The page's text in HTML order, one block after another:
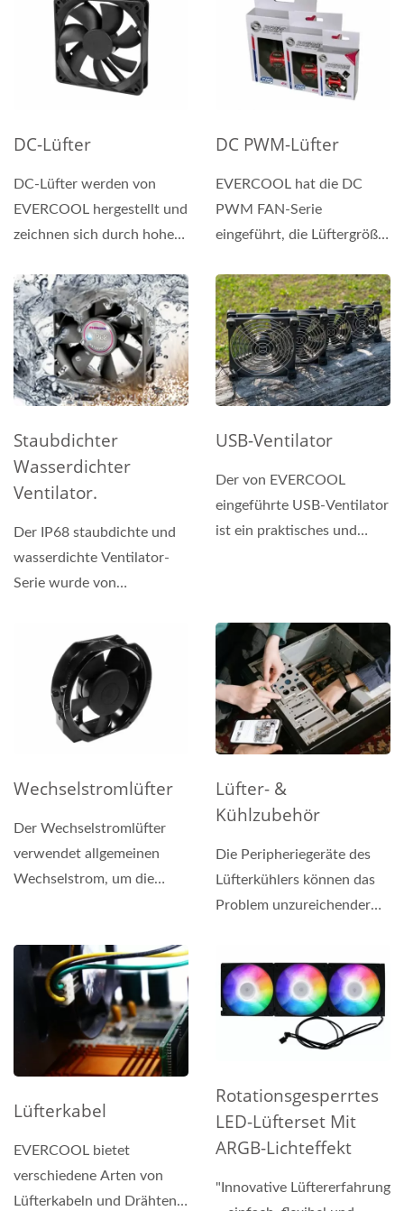
DC-Lüfter
DC-Lüfter werden von
EVERCOOL hergestellt und
zeichnen sich durch hohe
einschließlich...
DC PWM-Lüfter
EVERCOOL hat die DC
PWM FAN-Serie
eingeführt, die Lüftergröße
mm, und die Dicke...
Staubdichter
Wasserdichter
Ventilator.
Der IP68 staubdichte und
wasserdichte Ventilator-
Serie wurde von
USB-Ventilator
Der von EVERCOOL
eingeführte USB-Ventilator
ist ein praktisches und
Wechselstromlüfter
Der Wechselstromlüfter
verwendet allgemeinen
Wechselstrom, um die
Lüfter- &
Kühlzubehör
Die Peripheriegeräte des
Lüfterkühlers können das
Problem unzureichender
Lüfterkabel
EVERCOOL bietet
verschiedene Arten von
Lüfterkabeln und Drähten
Rotationsgesperrtes
LED-Lüfterset Mit
ARGB-Lichteffekt
"Innovative Lüftererfahrung